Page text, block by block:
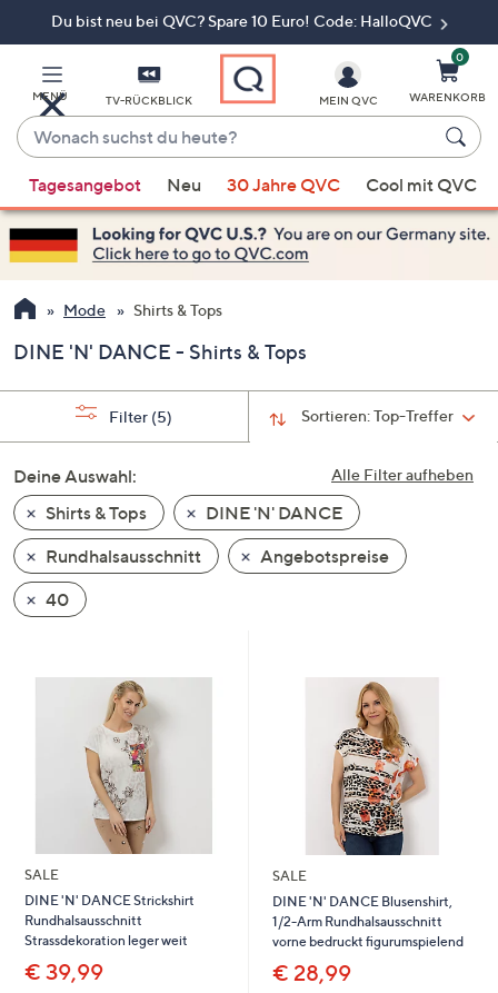
Du bist neu bei QVC? Spare 10 Euro! Code: HalloQVC
MENÜ TV-RÜCKBLICK
Wonach
suchst
du
heute?
Vorschläge
verfügbar
sind,
verwenden
Sie
Pfeiltasten
nach
und
nach
unten
oder
wischen
Sie
auf
nach
anzuzeigen.
MEIN QVC
0
WARENKORB
Tagesangebot Neu 30 Jahre QVC Cool mit QVC
Mode Shirts & Tops
DINE 'N' DANCE - Shirts & Tops
Sortieren:Top-Treffer
Filter (5)
Alle Filter aufheben
Deine Auswahl:
Shirts & Tops
DINE 'N' DANCE
Rundhalsausschnitt
Angebotspreise
40
SALE
DINE 'N' DANCE Strickshirt
Rundhalsausschnitt
Strassdekoration leger weit
€ 39,99
SALE
DINE 'N' DANCE Blusenshirt,
1/2-Arm Rundhalsausschnitt
vorne bedruckt figurumspielend
€ 28,99